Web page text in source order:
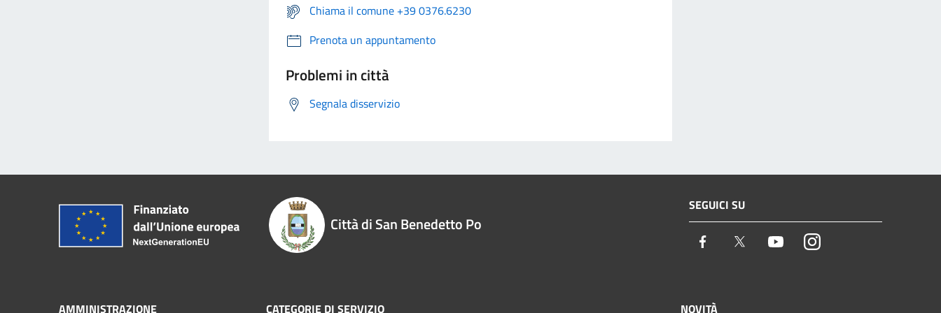
Chiama il comune +39 0376.6230
Prenota un appuntamento
Problemi in città
Segnala disservizio
Città di San Benedetto Po
SEGUICI SU
Facebook Twitter YoutubeInstagram
AMMINISTRAZIONE CATEGORIE DI SERVIZIO NOVITÀ